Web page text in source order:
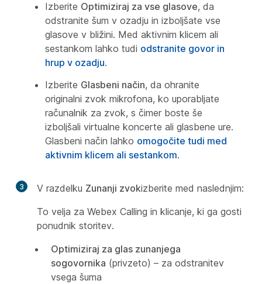
Izberite Optimiziraj za vse glasove, da
odstranite šum v ozadju in izboljšate vse
glasove v bližini. Med aktivnim klicem ali
sestankom lahko tudi odstranite govor in
hrup v ozadju.
Izberite Glasbeni način, da ohranite
originalni zvok mikrofona, ko uporabljate
računalnik za zvok, s čimer boste še
izboljšali virtualne koncerte ali glasbene ure.
Glasbeni način lahko omogočite tudi med
aktivnim klicem ali sestankom.
3 V razdelku Zunanji zvokizberite med naslednjim:
To velja za Webex Calling in klicanje, ki ga gosti
ponudnik storitev.
Optimiziraj za glas zunanjega
sogovornika (privzeto) – za odstranitev
vsega šuma